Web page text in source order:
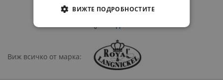
Добави за сравнение
Виж всичко от марка
ВИЖТЕ ПОДРОБНОСТИТЕ